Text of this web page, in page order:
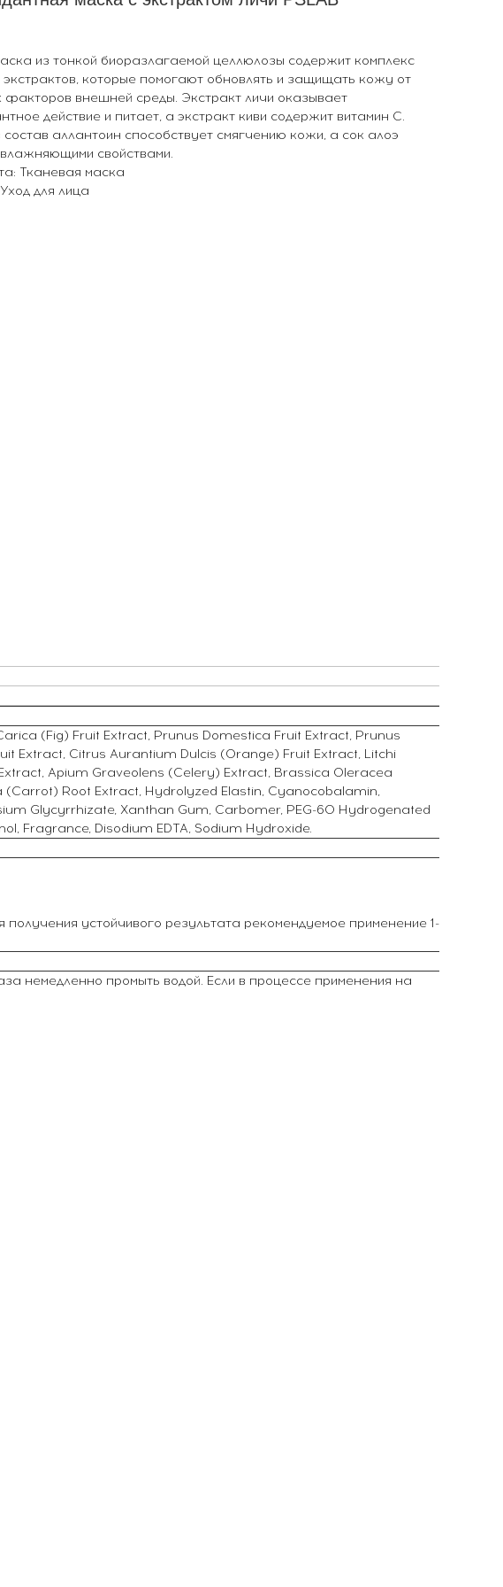
из тонкой биоразлагаемой целлюлозы содержит комплекс
которые помогают обновлять и защищать кожу от
факторов внешней среды. Экстракт личи оказывает
действие и питает, а экстракт киви содержит витамин С.
аллантоин способствует смягчению кожи, а сок алоэ
свойствами.
Тканевая маска
для лица
(Fig) Fruit Extract, Prunus Domestica Fruit Extract, Prunus
Extract, Citrus Aurantium Dulcis (Orange) Fruit Extract, Litchi
Apium Graveolens (Celery) Extract, Brassica Oleracea
Root Extract, Hydrolyzed Elastin, Cyanocobalamin,
Glycyrrhizate, Xanthan Gum, Carbomer, PEG-60 Hydrogenated
Fragrance, Disodium EDTA, Sodium Hydroxide.
устойчивого результата рекомендуемое применение 1-
немедленно промыть водой. Если в процессе применения на